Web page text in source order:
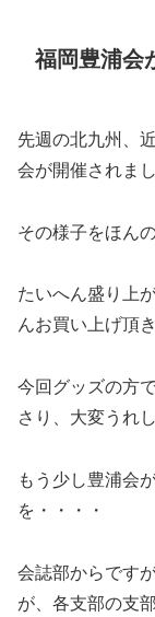
福岡豊浦会
先週の北九州、
会が開催されまし
その様子をほん
たいへん盛り上
んお買い上げ頂
今回グッズの方
さり、大変うれ
もう少し豊浦会
を・・・・
会誌部からです
が、各支部の支